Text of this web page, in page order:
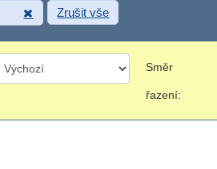
Zrušit vše
Směr
řazení: